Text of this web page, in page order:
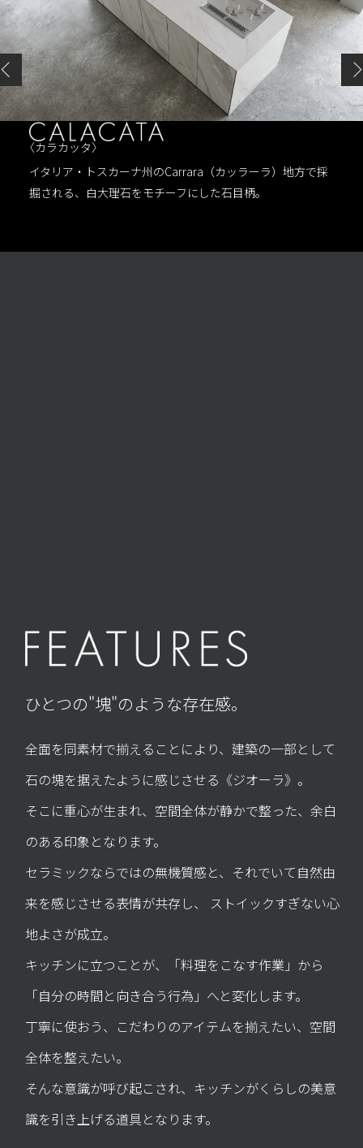
〈カラカッタ〉
イタリア・トスカーナ州のCarrara（カッラーラ）地方で採
掘される、白大理石をモチーフにした石目柄。
ひとつの"塊"のような存在感。
全面を同素材で揃えることにより、建築の一部として
石の塊を据えたように感じさせる《ジオーラ》。
そこに重心が生まれ、空間全体が静かで整った、余白
のある印象となります。
セラミックならではの無機質感と、それでいて自然由
来を感じさせる表情が共存し、
ストイックすぎない心
地よさが成立。
キッチンに立つことが、「料理をこなす作業」から
「自分の時間と向き合う行為」へと変化します。
丁寧に使おう、こだわりのアイテムを揃えたい、空間
全体を整えたい。
そんな意識が呼び起こされ、キッチンがくらしの美意
識を引き上げる道具となります。